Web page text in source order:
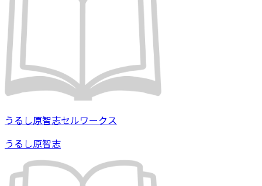
うるし原智志セルワークス
うるし原智志